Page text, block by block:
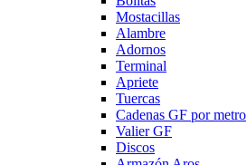
Mostacillas
Alambre
Adornos
Terminal
Apriete
Tuercas
Cadenas GF por metro
Valier GF
Discos